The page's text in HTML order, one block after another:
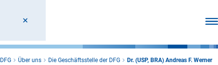
DFG Über uns Die Geschäftsstelle der DFG Dr. (USP, BRA) Andreas F. Werner